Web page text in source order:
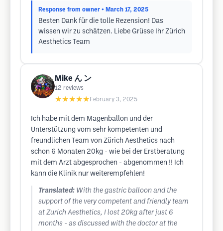
Response from owner • March 17, 2025
Besten Dank für die tolle Rezension! Das
wissen wir zu schätzen. Liebe Grüsse Ihr Zürich
Aesthetics Team
Mike ん ン
12 reviews
★★★★★ February 3, 2025
Ich habe mit dem Magenballon und der
Unterstützung vom sehr kompetenten und
freundlichen Team von Zürich Aesthetics nach
schon 6 Monaten 20kg - wie bei der Erstberatung
mit dem Arzt abgesprochen - abgenommen !! Ich
kann die Klinik nur weiterempfehlen!
Translated: With the gastric balloon and the
support of the very competent and friendly team
at Zurich Aesthetics, I lost 20kg after just 6
months - as discussed with the doctor at the